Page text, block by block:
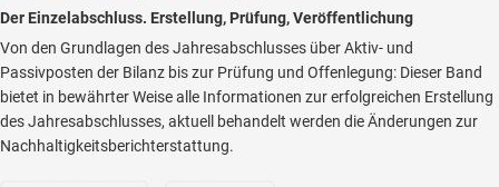
Der Einzelabschluss. Erstellung, Prüfung, Veröffentlichung
Von den Grundlagen des Jahresabschlusses über Aktiv- und
Passivposten der Bilanz bis zur Prüfung und Offenlegung: Dieser Band
bietet in bewährter Weise alle Informationen zur erfolgreichen Erstellung
des Jahresabschlusses, aktuell behandelt werden die Änderungen zur
Nachhaltigkeitsberichterstattung.